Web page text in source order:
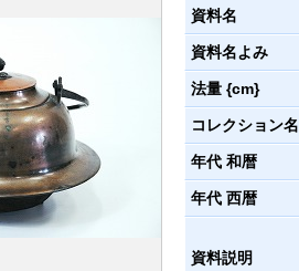
資料名
資料名よみ
法量 {cm}
コレクション名
年代 和暦
年代 西暦
資料説明